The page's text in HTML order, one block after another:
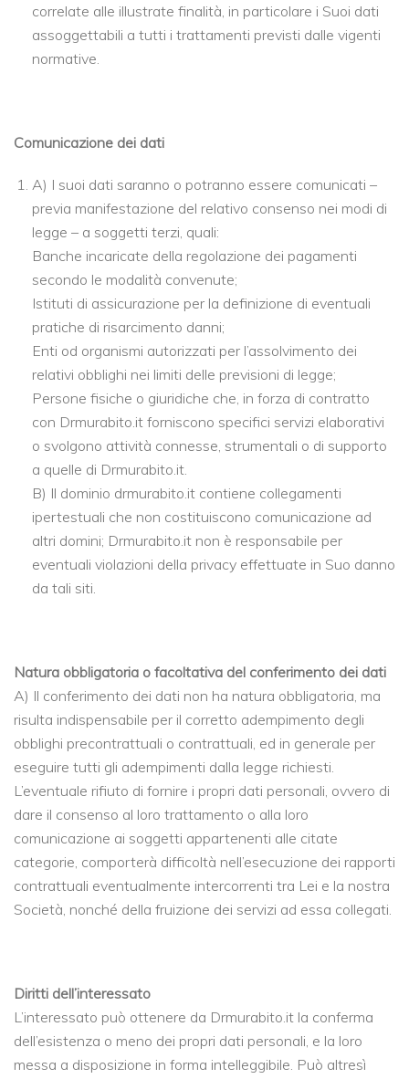
correlate alle illustrate finalità, in particolare i Suoi dati
assoggettabili a tutti i trattamenti previsti dalle vigenti
normative.
Comunicazione dei dati
A) I suoi dati saranno o potranno essere comunicati –
previa manifestazione del relativo consenso nei modi di
legge – a soggetti terzi, quali:
Banche incaricate della regolazione dei pagamenti
secondo le modalità convenute;
Istituti di assicurazione per la definizione di eventuali
pratiche di risarcimento danni;
Enti od organismi autorizzati per l’assolvimento dei
relativi obblighi nei limiti delle previsioni di legge;
Persone fisiche o giuridiche che, in forza di contratto
con Drmurabito.it forniscono specifici servizi elaborativi
o svolgono attività connesse, strumentali o di supporto
a quelle di Drmurabito.it.
B) Il dominio drmurabito.it contiene collegamenti
ipertestuali che non costituiscono comunicazione ad
altri domini; Drmurabito.it non è responsabile per
eventuali violazioni della privacy effettuate in Suo danno
da tali siti.
Natura obbligatoria o facoltativa del conferimento dei dati
A) Il conferimento dei dati non ha natura obbligatoria, ma
risulta indispensabile per il corretto adempimento degli
obblighi precontrattuali o contrattuali, ed in generale per
eseguire tutti gli adempimenti dalla legge richiesti.
L’eventuale rifiuto di fornire i propri dati personali, ovvero di
dare il consenso al loro trattamento o alla loro
comunicazione ai soggetti appartenenti alle citate
categorie, comporterà difficoltà nell’esecuzione dei rapporti
contrattuali eventualmente intercorrenti tra Lei e la nostra
Società, nonché della fruizione dei servizi ad essa collegati.
Diritti dell’interessato
L’interessato può ottenere da Drmurabito.it la conferma
dell’esistenza o meno dei propri dati personali, e la loro
messa a disposizione in forma intelleggibile. Può altresì